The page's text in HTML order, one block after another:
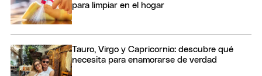
para limpiar en el hogar
Tauro, Virgo y Capricornio: descubre qué
necesita para enamorarse de verdad